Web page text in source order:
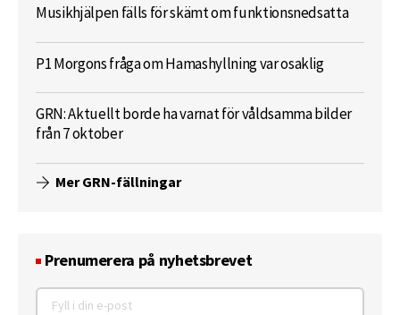
Musikhjälpen fälls för skämt om funktionsnedsatta
P1 Morgons fråga om Hamashyllning var osaklig
GRN: Aktuellt borde ha varnat för våldsamma bilder
från 7 oktober
Mer GRN-fällningar
Prenumerera på nyhetsbrevet